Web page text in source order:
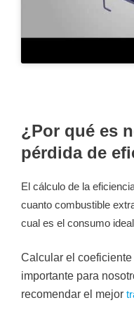
¿Por qué es
pérdida de
El cálculo de la
cuanto combustible
cual es el consumo
Calcular el
importante para
recomendar el mejor